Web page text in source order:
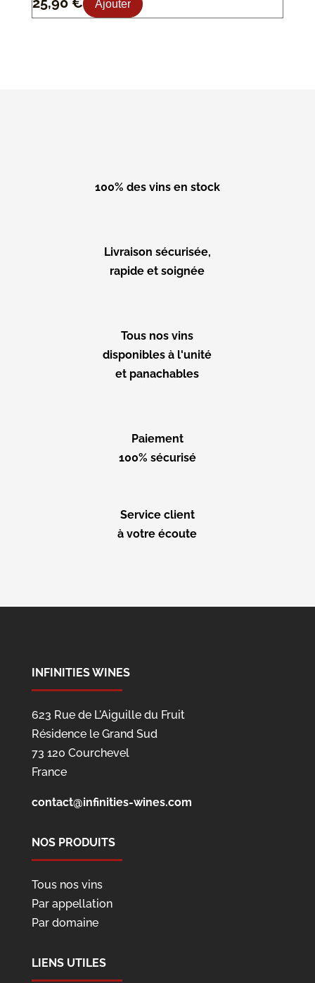
Ajouter
100% des vins en stock
Livraison sécurisée,
rapide et soignée
Tous nos vins
disponibles à l'unité
et panachables
Paiement
100% sécurisé
Service client
à votre écoute
INFINITIES WINES
623 Rue de L'Aiguille du Fruit
Résidence le Grand Sud
73 120 Courchevel
France
contact@infinities-wines.com
NOS PRODUITS
Tous nos vins
Par appellation
Par domaine
LIENS UTILES